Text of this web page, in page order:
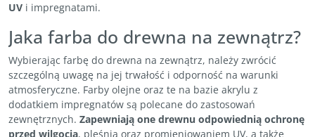
UV i impregnatami.
Jaka farba do drewna na zewnątrz?
Wybierając farbę do drewna na zewnątrz, należy zwrócić
szczególną uwagę na jej trwałość i odporność na warunki
atmosferyczne. Farby olejne oraz te na bazie akrylu z
dodatkiem impregnatów są polecane do zastosowań
zewnętrznych. Zapewniają one drewnu odpowiednią ochronę
przed wilgocią, pleśnią oraz promieniowaniem UV, a także